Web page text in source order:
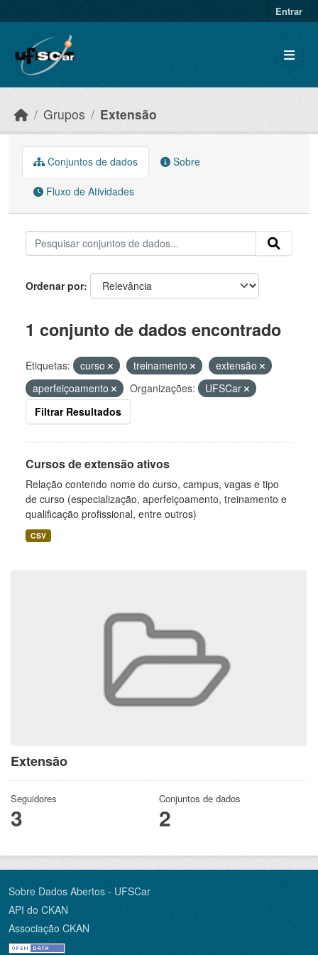
Entrar
Grupos Extensão
Extensão
Seguidores
3
Conjuntos de dados
2
Conjuntos de dados Sobre
Fluxo de Atividades
Ordenar por
1 conjunto de dados encontrado
Etiquetas: curso treinamento
extensão
aperfeiçoamento
Organizações:
UFSCar
Filtrar Resultados
Cursos de extensão ativos
Relação contendo nome do curso, campus, vagas e tipo
de curso (especialização, aperfeiçoamento, treinamento e
qualificação profissional, entre outros)
CSV
Sobre Dados Abertos - UFSCar
API do CKAN
Associação CKAN